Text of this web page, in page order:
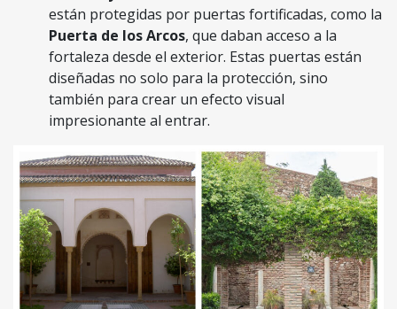
están protegidas por puertas fortificadas, como la
Puerta de los Arcos, que daban acceso a la
fortaleza desde el exterior. Estas puertas están
diseñadas no solo para la protección, sino
también para crear un efecto visual
impresionante al entrar.